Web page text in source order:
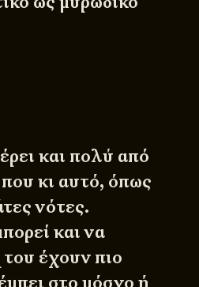
και πολύ από
κι αυτό, όπως
νότες.
και να
του έχουν πιο
στο μόσχο ή